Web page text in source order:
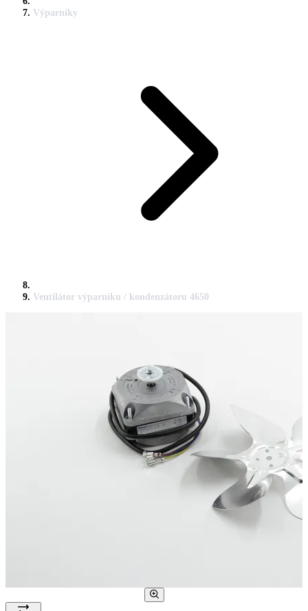
Výparníky
Ventilátor výparníku / kondenzátoru 4650